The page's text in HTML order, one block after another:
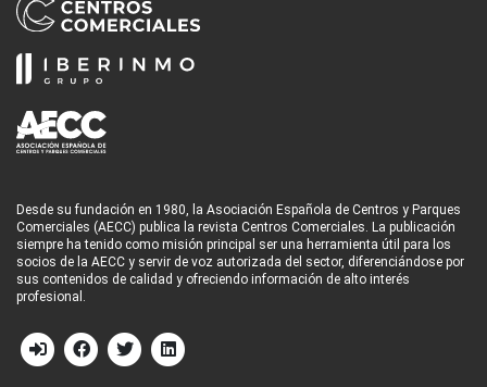
Desde su fundación en 1980, la Asociación Española de Centros y Parques
Comerciales (AECC) publica la revista Centros Comerciales. La publicación
siempre ha tenido como misión principal ser una herramienta útil para los
socios de la AECC y servir de voz autorizada del sector, diferenciándose por
sus contenidos de calidad y ofreciendo información de alto interés
profesional.